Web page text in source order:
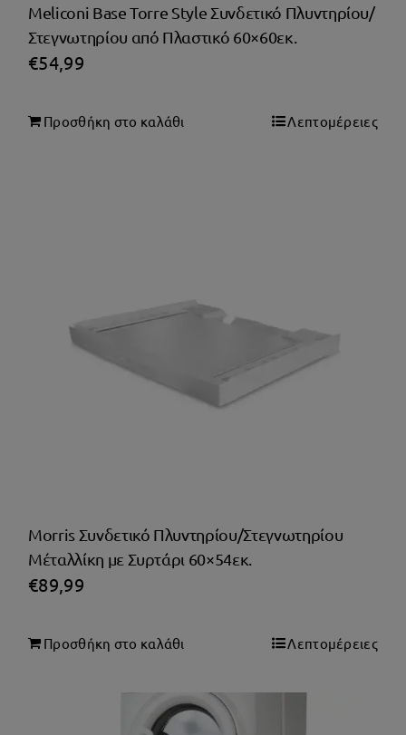
Meliconi Base Torre Style Συνδετικό Πλυντηρίου/
Στεγνωτηρίου από Πλαστικό 60×60εκ.
€54,99
Προσθήκη στο καλάθι Λεπτομέρειες
Morris Συνδετικό Πλυντηρίου/Στεγνωτηρίου
Μέταλλίκη με Συρτάρι 60×54εκ.
€89,99
Προσθήκη στο καλάθι Λεπτομέρειες